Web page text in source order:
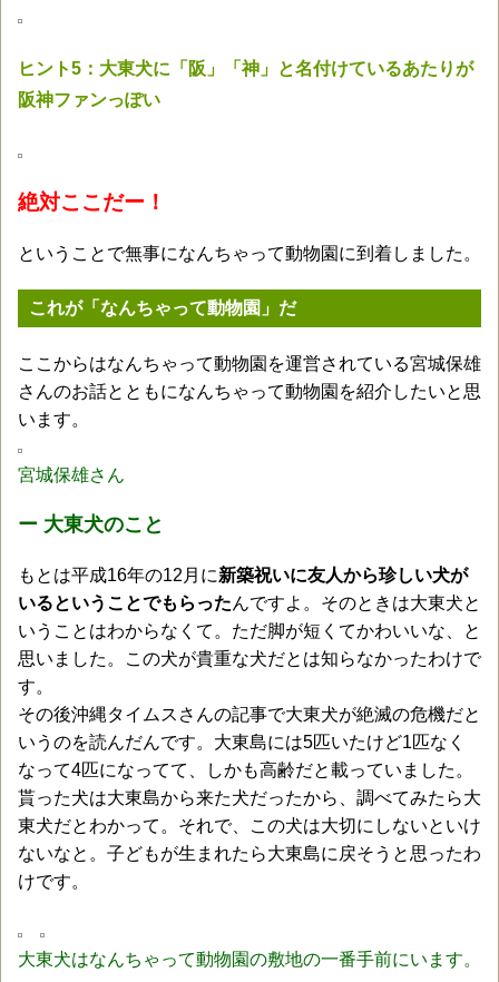
ヒント5：大東犬に「阪」「神」と名付けているあたりが
阪神ファンっぽい
絶対ここだー！
ということで無事になんちゃって動物園に到着しました。
これが「なんちゃって動物園」だ
ここからはなんちゃって動物園を運営されている宮城保雄
さんのお話とともになんちゃって動物園を紹介したいと思
います。
宮城保雄さん
ー 大東犬のこと
もとは平成16年の12月に新築祝いに友人から珍しい犬が
いるということでもらったんですよ。そのときは大東犬と
いうことはわからなくて。ただ脚が短くてかわいいな、と
思いました。この犬が貴重な犬だとは知らなかったわけで
す。
その後沖縄タイムスさんの記事で大東犬が絶滅の危機だと
いうのを読んだんです。大東島には5匹いたけど1匹なく
なって4匹になってて、しかも高齢だと載っていました。
貰った犬は大東島から来た犬だったから、調べてみたら大
東犬だとわかって。それで、この犬は大切にしないといけ
ないなと。子どもが生まれたら大東島に戻そうと思ったわ
けです。
大東犬はなんちゃって動物園の敷地の一番手前にいます。